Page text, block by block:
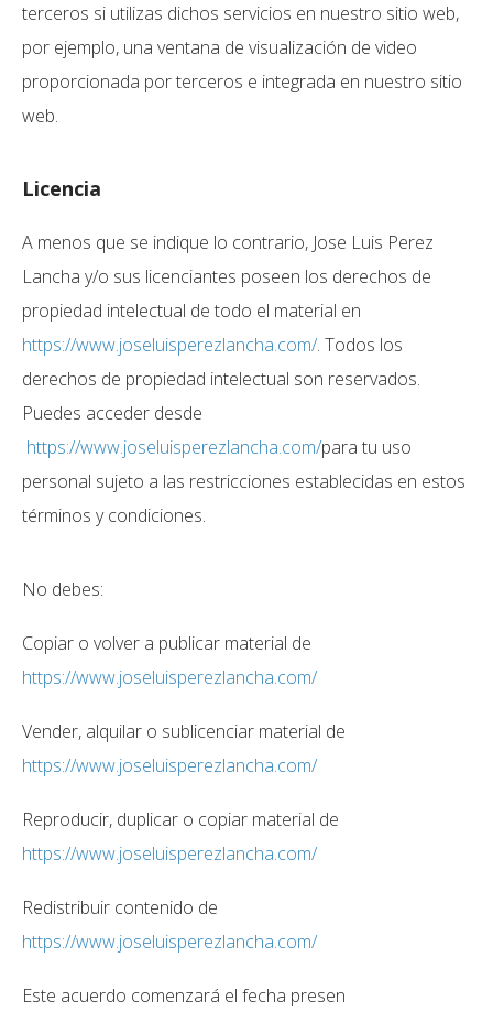
terceros si utilizas dichos servicios en nuestro sitio web,
por ejemplo, una ventana de visualización de video
proporcionada por terceros e integrada en nuestro sitio
web.
Licencia
A menos que se indique lo contrario, Jose Luis Perez
Lancha y/o sus licenciantes poseen los derechos de
propiedad intelectual de todo el material en
https://www.joseluisperezlancha.com/. Todos los
derechos de propiedad intelectual son reservados.
Puedes acceder desde
https://www.joseluisperezlancha.com/para tu uso
personal sujeto a las restricciones establecidas en estos
términos y condiciones.
No debes:
Copiar o volver a publicar material de
https://www.joseluisperezlancha.com/
Vender, alquilar o sublicenciar material de
https://www.joseluisperezlancha.com/
Reproducir, duplicar o copiar material de
https://www.joseluisperezlancha.com/
Redistribuir contenido de
https://www.joseluisperezlancha.com/
Este acuerdo comenzará el fecha presen